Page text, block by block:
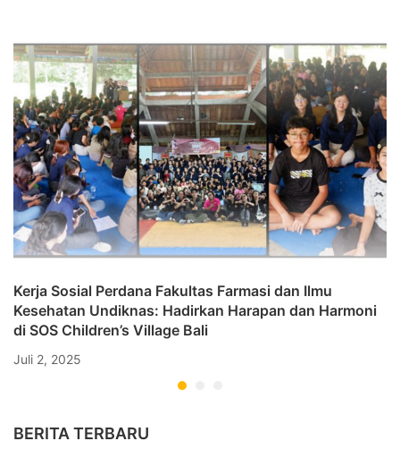
Kerja Sosial Perdana Fakultas Farmasi dan Ilmu
Kesehatan Undiknas: Hadirkan Harapan dan Harmoni
di SOS Children’s Village Bali
Juli 2, 2025
BERITA TERBARU